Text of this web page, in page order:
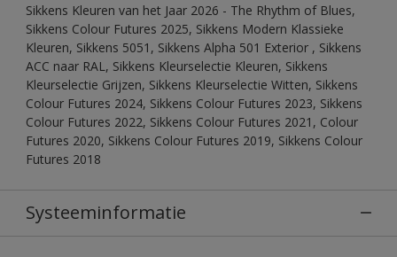
Sikkens Kleuren van het Jaar 2026 - The Rhythm of Blues,
Sikkens Colour Futures 2025, Sikkens Modern Klassieke
Kleuren, Sikkens 5051, Sikkens Alpha 501 Exterior , Sikkens
ACC naar RAL, Sikkens Kleurselectie Kleuren, Sikkens
Kleurselectie Grijzen, Sikkens Kleurselectie Witten, Sikkens
Colour Futures 2024, Sikkens Colour Futures 2023, Sikkens
Colour Futures 2022, Sikkens Colour Futures 2021, Colour
Futures 2020, Sikkens Colour Futures 2019, Sikkens Colour
Futures 2018
Systeeminformatie